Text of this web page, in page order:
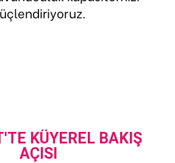
KÜYEREL BAKIŞ
AÇISI